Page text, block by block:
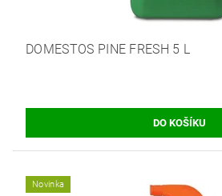
DOMESTOS PINE FRESH 5 L
Novinka